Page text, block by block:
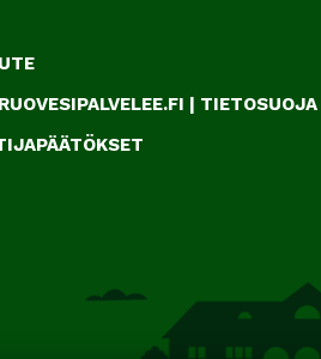
RUOVESIPALVELEE.FI | TIETOSUOJA